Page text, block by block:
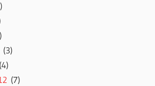
(3)
(4)
(7)